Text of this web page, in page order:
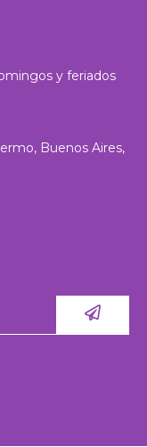
y feriados
Buenos Aires,